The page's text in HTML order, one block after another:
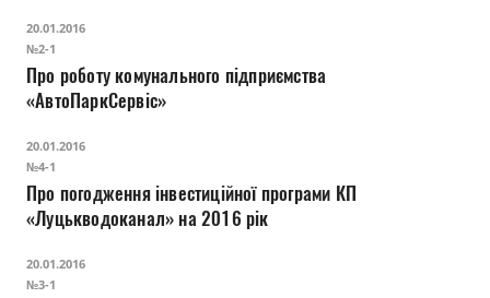
20.01.2016
№2-1
Про роботу комунального підприємства
«АвтоПаркСервіс»
20.01.2016
№4-1
Про погодження інвестиційної програми КП
«Луцькводоканал» на 2016 рік
20.01.2016
№3-1